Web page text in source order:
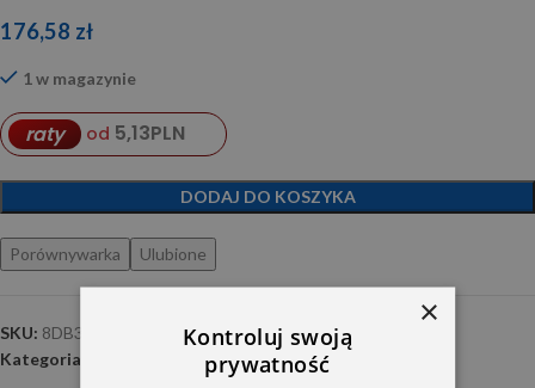
176,58 zł
1 w magazynie
raty od 5,13PLN
DODAJ DO KOSZYKA
Porównywarka Ulubione
SKU: 8DB355005-521
Kategoria:
Klocki hamulcowe
×
Kontroluj swoją
prywatność